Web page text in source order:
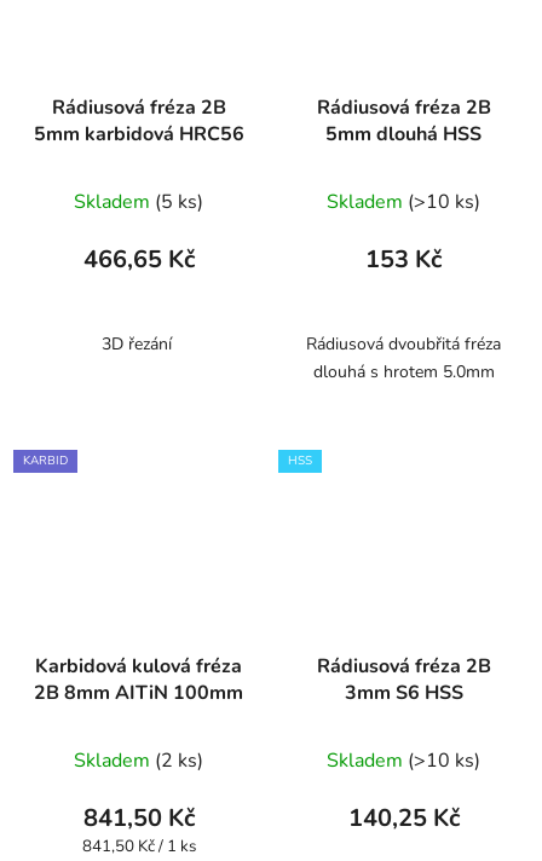
Rádiusová fréza 2B
5mm karbidová HRC56
Skladem (5 ks)
466,65 Kč
3D řezání
Rádiusová fréza 2B
5mm dlouhá HSS
Skladem (>10 ks)
153 Kč
Rádiusová dvoubřitá fréza
dlouhá s hrotem 5.0mm
KARBID
Karbidová kulová fréza
2B 8mm AITiN 100mm
Skladem (2 ks)
841,50 Kč
Měrná
841,50 Kč / 1 ks
HSS
Rádiusová fréza 2B
3mm S6 HSS
Skladem (>10 ks)
140,25 Kč